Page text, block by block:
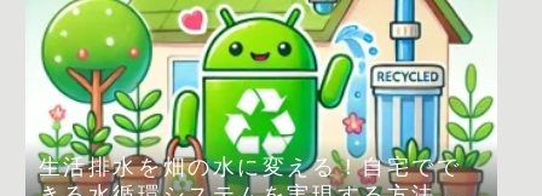
生活排水を畑の水に変える！自宅でで